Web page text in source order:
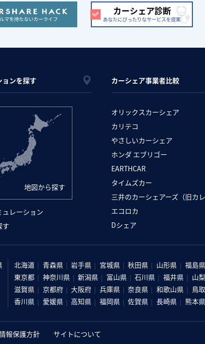
カーシェア診断
あなたにぴったりなサービスを提案
ョンを探す
地図から探す
ュレーション
す
カーシェア事業者比較
オリックスカーシェア
カリテコ
やさしいカーシェア
ホンダ エブリゴー
EARTHCAR
タイムズカー
三井のカーシェアーズ（旧カレ
エコロカ
Dシェア
北海道 青森県 岩手県 宮城県 秋田県 山形県 福島県
東京都
神奈川県 新潟県 富山県 石川県 福井県 山
滋賀県
京都府 大阪府 兵庫県 奈良県 和歌山県 鳥
香川県
愛媛県 高知県 福岡県 佐賀県 長崎県 熊本県
報保護方針 サイトについて